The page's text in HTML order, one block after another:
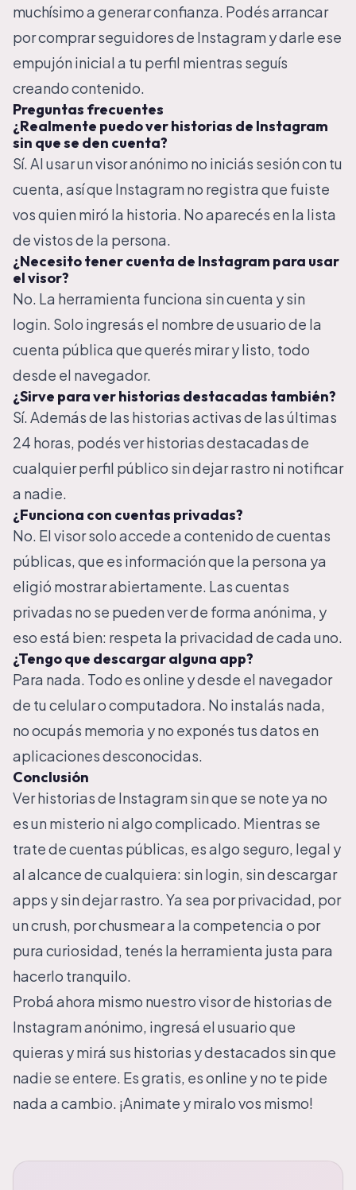
muchísimo a generar confianza. Podés arrancar
porcomprar seguidores de Instagramy darle ese
empujón inicial a tu perfil mientras seguís
creando contenido.
Preguntas frecuentes
¿Realmente puedo ver historias de Instagram
sin que se den cuenta?
Sí. Al usar un visor anónimo no iniciás sesión con tu
cuenta, así que Instagram no registra que fuiste
vos quien miró la historia. No aparecés en la lista
de vistos de la persona.
¿Necesito tener cuenta de Instagram para usar
el visor?
No. La herramienta funciona sin cuenta y sin
login. Solo ingresás el nombre de usuario de la
cuenta pública que querés mirar y listo, todo
desde el navegador.
¿Sirve para ver historias destacadas también?
Sí. Además de las historias activas de las últimas
24 horas, podés ver historias destacadas de
cualquier perfil público sin dejar rastro ni notificar
a nadie.
¿Funciona con cuentas privadas?
No. El visor solo accede a contenido de cuentas
públicas, que es información que la persona ya
eligió mostrar abiertamente. Las cuentas
privadas no se pueden ver de forma anónima, y
eso está bien: respeta la privacidad de cada uno.
¿Tengo que descargar alguna app?
Para nada. Todo es online y desde el navegador
de tu celular o computadora. No instalás nada,
no ocupás memoria y no exponés tus datos en
aplicaciones desconocidas.
Conclusión
Ver historias de Instagram sin que se note ya no
es un misterio ni algo complicado. Mientras se
trate de cuentas públicas, es algo seguro, legal y
al alcance de cualquiera: sin login, sin descargar
apps y sin dejar rastro. Ya sea por privacidad, por
un crush, por chusmear a la competencia o por
pura curiosidad, tenés la herramienta justa para
hacerlo tranquilo.
Probá ahora mismo nuestrovisor de historias de
Instagram anónimo, ingresá el usuario que
quieras y mirá sus historias y destacados sin que
nadie se entere. Es gratis, es online y no te pide
nada a cambio. ¡Animate y miralo vos mismo!